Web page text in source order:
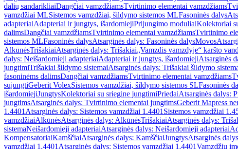
dalių sandarikliaiDangčiai vamzdžiamsTvirtinimo elementai vamzdžiams
vamzdžiai MLSistemos vamzdžiai, šildymo sistemos MLFasoninės dalys
adapteriaiAdapteriai ir jungtys, išardomiejiPrijungimo moduliaiKolektoriai
dalimsDangčiai vamzdžiamsTvirtinimo elementai vamzdžiamsTvirtinimo
sistemos MLFasoninės dalysAtsarginės dalys: Fasoninės dalysMovos
AlkūnėsTrišakiaiAtsarginės dalys: Trišakiai„Vamzdis vamzdyje“ karšto
dalys: Neišardomieji adapteriaiAdapteriai ir jungtys, išardomiejiAtsarginės
jungtimiTrišakiai šildymo sistemaiAtsarginės dalys: Trišakiai šildymo
fasoninėms dalimsDangčiai vamzdžiamsTvirtinimo elementai vamzdžiams
sujungtiGeberit VolexSistemos vamzdžiai, šildymo sistemos SLFasoninės
išardomiejiJungtysKolektoriai su sriegine jungtimiPriedaiAtsarginės dalys:
jungtimsAtsarginės dalys: Tvirtinimo elementai jungtimsGeberit Mapress
1.4401 Atsarginės dalys: Sistemos vamzdžiai 1.4401 Sistemos vamzdžiai
vamzdžiaiAlkūnėsAtsarginės dalys: AlkūnėsTrišakiaiAtsarginės dalys:
sistemaNeišardomieji adapteriaiAtsarginės dalys: Neišardomieji adapteriai
KompensatoriaiKamščiaiAtsarginės dalys: KamščiaiJungtysAtsarginės
vamzdžiai 1.4401 Atsarginės dalys: Sistemos vamzdžiai 1.4401Vamzdžių